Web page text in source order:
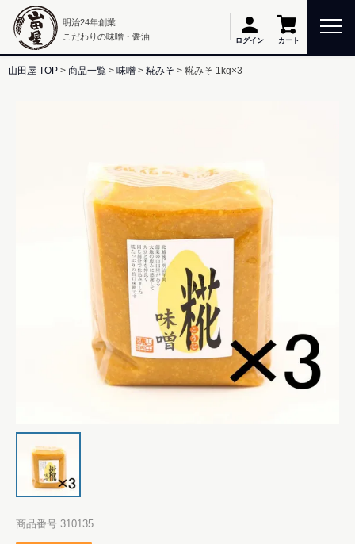
明治24年創業
こだわりの味噌・醤油
ログイン カート
山田屋 TOP 商品一覧 味噌 糀みそ 糀みそ 1kg×3
商品番号 310135